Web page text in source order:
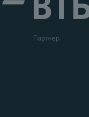
Партнер